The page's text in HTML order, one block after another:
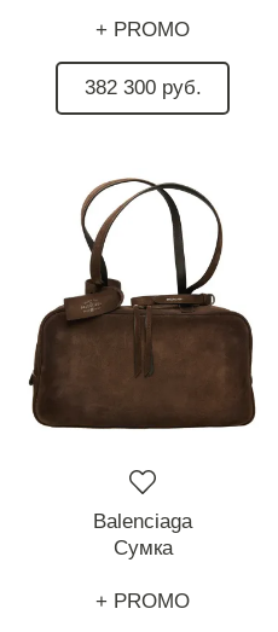
+ PROMO
382 300 руб.
Balenciaga
Сумка
+ PROMO